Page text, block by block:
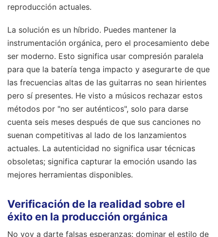
reproducción actuales.
La solución es un híbrido. Puedes mantener la
instrumentación orgánica, pero el procesamiento debe
ser moderno. Esto significa usar compresión paralela
para que la batería tenga impacto y asegurarte de que
las frecuencias altas de las guitarras no sean hirientes
pero sí presentes. He visto a músicos rechazar estos
métodos por "no ser auténticos", solo para darse
cuenta seis meses después de que sus canciones no
suenan competitivas al lado de los lanzamientos
actuales. La autenticidad no significa usar técnicas
obsoletas; significa capturar la emoción usando las
mejores herramientas disponibles.
Verificación de la realidad sobre el
éxito en la producción orgánica
No voy a darte falsas esperanzas: dominar el estilo de